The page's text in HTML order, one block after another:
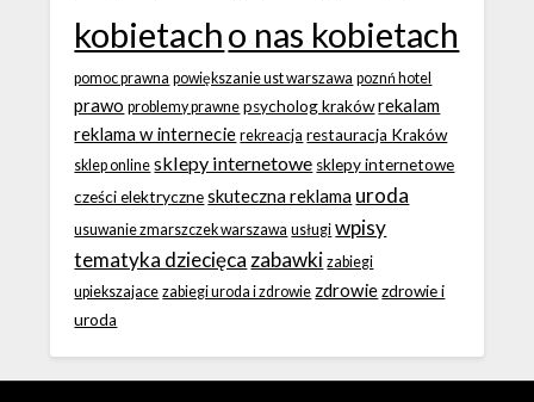
kobietacho nas kobietach
pomoc prawna powiększanie ust warszawa poznń hotel
prawo problemy prawne psycholog krakówrekalam
reklama w internecie rekreacja restauracja Kraków
sklep online sklepy internetowe sklepy internetowe
cześci elektryczne skuteczna reklama uroda
usuwanie zmarszczek warszawa usługi wpisy
tematyka dziecięca zabawki zabiegi
upiekszajace zabiegi uroda i zdrowie zdrowie zdrowie i
uroda